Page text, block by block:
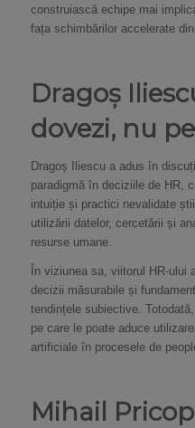
construiască echipe mai
fața schimbărilor accelerate
Dragoș
dovezi, nu
Dragoș Iliescu a adus în
paradigmă în deciziile de HR,
intuiție și practici nevalidate
utilizării datelor, cercetării și
resurse umane.
În viziunea sa, viitorul HR-ului
decizii măsurabile și
tendințele subiective.
pe care le poate aduce
artificiale în procesele de
Mihail